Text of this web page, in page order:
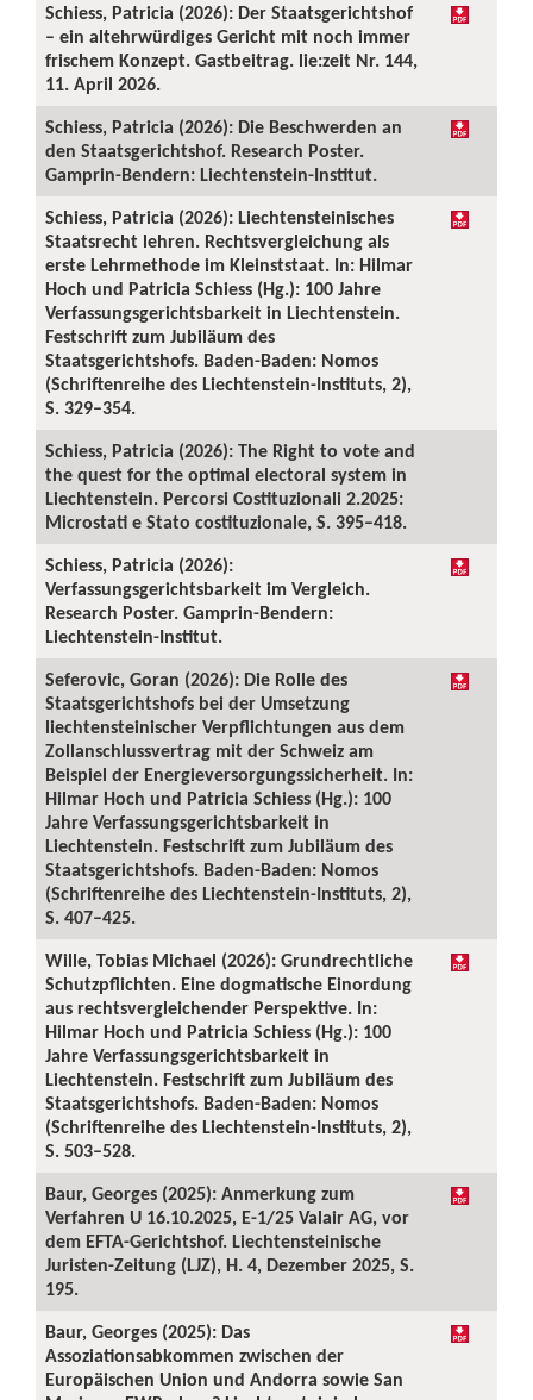
Schiess, Patricia (2026): Der Staatsgerichtshof
– ein altehrwürdiges Gericht mit noch immer
frischem Konzept. Gastbeitrag. lie:zeit Nr. 144,
11. April 2026.
Schiess, Patricia (2026): Die Beschwerden an
den Staatsgerichtshof. Research Poster.
Gamprin-Bendern: Liechtenstein-Institut.
Schiess, Patricia (2026): Liechtensteinisches
Staatsrecht lehren. Rechtsvergleichung als
erste Lehrmethode im Kleinststaat. In: Hilmar
Hoch und Patricia Schiess (Hg.): 100 Jahre
Verfassungsgerichtsbarkeit in Liechtenstein.
Festschrift zum Jubiläum des
Staatsgerichtshofs. Baden-Baden: Nomos
(Schriftenreihe des Liechtenstein-Instituts, 2),
S. 329–354.
Schiess, Patricia (2026): The Right to vote and
the quest for the optimal electoral system in
Liechtenstein. Percorsi Costituzionali 2.2025:
Microstati e Stato costituzionale, S. 395–418.
Schiess, Patricia (2026):
Verfassungsgerichtsbarkeit im Vergleich.
Research Poster. Gamprin-Bendern:
Liechtenstein-Institut.
Seferovic, Goran (2026): Die Rolle des
Staatsgerichtshofs bei der Umsetzung
liechtensteinischer Verpflichtungen aus dem
Zollanschlussvertrag mit der Schweiz am
Beispiel der Energieversorgungssicherheit. In:
Hilmar Hoch und Patricia Schiess (Hg.): 100
Jahre Verfassungsgerichtsbarkeit in
Liechtenstein. Festschrift zum Jubiläum des
Staatsgerichtshofs. Baden-Baden: Nomos
(Schriftenreihe des Liechtenstein-Instituts, 2),
S. 407–425.
Wille, Tobias Michael (2026): Grundrechtliche
Schutzpflichten. Eine dogmatische Einordung
aus rechtsvergleichender Perspektive. In:
Hilmar Hoch und Patricia Schiess (Hg.): 100
Jahre Verfassungsgerichtsbarkeit in
Liechtenstein. Festschrift zum Jubiläum des
Staatsgerichtshofs. Baden-Baden: Nomos
(Schriftenreihe des Liechtenstein-Instituts, 2),
S. 503–528.
Baur, Georges (2025): Anmerkung zum
Verfahren U 16.10.2025, E-1/25 Valair AG, vor
dem EFTA-Gerichtshof. Liechtensteinische
Juristen-Zeitung (LJZ), H. 4, Dezember 2025, S.
195.
Baur, Georges (2025): Das
Assoziationsabkommen zwischen der
Europäischen Union und Andorra sowie San